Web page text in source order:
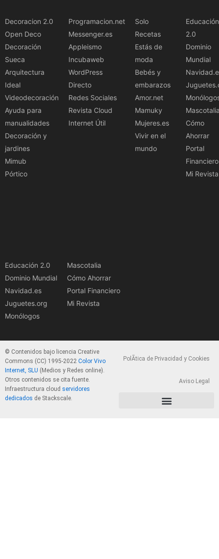
Decoracion 2.0
Open Deco
Decoración
Sueca
Arquitectura
Ideal
Videodecoración
Ayuda para
manualidades
Decoración y
jardines
Mimub
Pórtico
Programacion.net
Messenger.es
Appleismo
Incubaweb
WordPress
Directo
Redes Sociales
Revista Cloud
Internet Útil
Solo
Recetas
Estás de
moda
Bebés y
embarazos
Amor.net
Mamuky
Mujeres.es
Vivir en el
mundo
Educación
2.0
Dominio
Mundial
Cómo
Ahorrar
Portal
Financiero
Mi Revista
Educación 2.0
Dominio Mundial
Navidad.es
Juguetes.org
Monólogos
Mascotalia
Cómo Ahorrar
Portal Financiero
Mi Revista
© Contenidos bajo licencia Creative
Commons (CC) 1995-2022 Color Vivo
Internet, SLU (Medios y Redes online).
Otros contenidos se cita fuente.
Infraestructura cloud servidores
dedicados de Stackscale.
PolÃ­tica de Privacidad y Cookies
Aviso Legal